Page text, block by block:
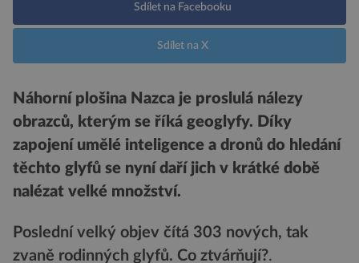
Sdílet na Facebooku
Sdílet na X
Náhorní plošina Nazca je proslulá nálezy
obrazců, kterým se říká geoglyfy. Díky
zapojení umělé inteligence a dronů do hledání
těchto glyfů se nyní daří jich v krátké době
nalézat velké množství.
Poslední velký objev čítá 303 nových, tak
zvaně rodinných glyfů. Co ztvárňují?.